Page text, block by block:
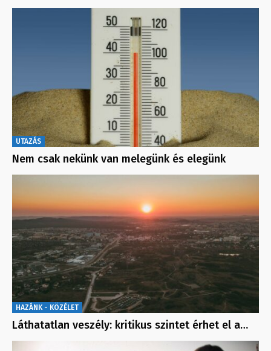
UTAZÁS
Nem csak nekünk van melegünk és elegünk
HAZÁNK - KÖZÉLET
Láthatatlan veszély: kritikus szintet érhet el a…